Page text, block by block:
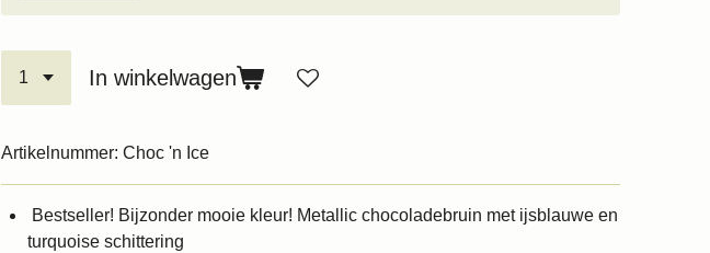
In winkelwagen
Artikelnummer: Choc 'n Ice
Bestseller! Bijzonder mooie kleur! Metallic chocoladebruin met ijsblauwe en
turquoise schittering